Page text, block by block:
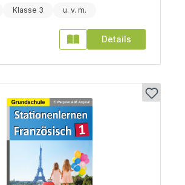
Klasse 3
Details